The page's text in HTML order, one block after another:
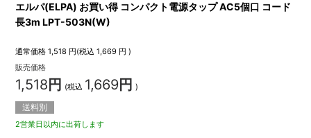
エルパ(ELPA) お買い得 コンパクト電源タップ AC5個口 コード
長3m LPT-503N(W)
通常価格 1,518 円(税込1,669 円 )
販売価格
1,518 円 (税込 1,669円 )
送料別
2営業日以内に出荷します